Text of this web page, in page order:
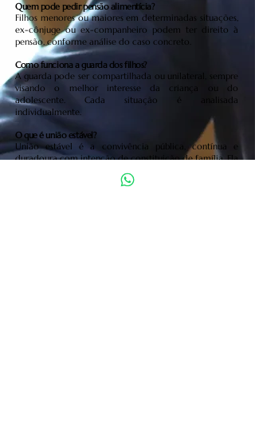
Quem pode pedir pensão alimentícia?
Filhos menores ou maiores em determinadas situações,
ex-cônjuge ou ex-companheiro podem ter direito à
pensão, conforme análise do caso concreto.
Como funciona a guarda dos filhos?
A guarda pode ser compartilhada ou unilateral, sempre
visando o melhor interesse da criança ou do
adolescente. Cada situação é analisada
individualmente.
O que é união estável?
União estável é a convivência pública, contínua e
duradoura com intenção de constituição de família. Ela
pode gerar direitos semelhantes ao casamento,
inclusive em casos de separação ou falecimento.